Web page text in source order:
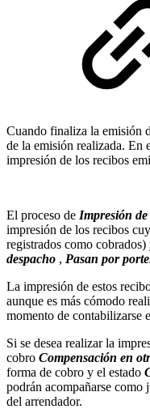
Cuando finaliza la emisión
de la emisión realizada. En
impresión de los recibos
El proceso de Impresión
impresión de los recibos
registrados como
despacho , Pasan por
La impresión de estos
aunque es más cómodo
momento de contabilizarse
Si se desea realizar la
cobro Compensación en
forma de cobro y el estado
podrán acompañarse como
del arrendador.